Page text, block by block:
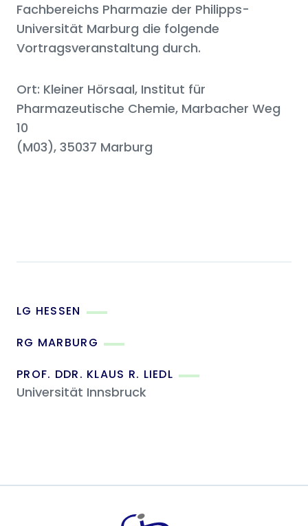
Fachbereichs Pharmazie der Philipps-
Universität Marburg die folgende
Vortragsveranstaltung durch.
Ort: Kleiner Hörsaal, Institut für
Pharmazeutische Chemie, Marbacher Weg
10
(M03), 35037 Marburg
LG HESSEN
RG MARBURG
PROF. DDR. KLAUS R. LIEDL
Universität Innsbruck